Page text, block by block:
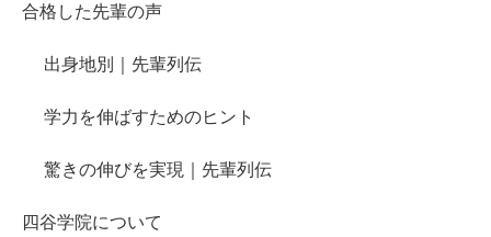
合格した先輩の声
出身地別｜先輩列伝
学力を伸ばすためのヒント
驚きの伸びを実現｜先輩列伝
四谷学院について